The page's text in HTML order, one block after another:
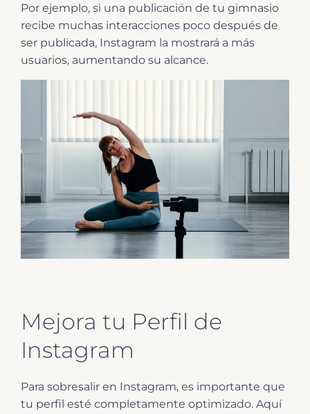
Por ejemplo, si una publicación de tu gimnasio
recibe muchas interacciones poco después de
ser publicada, Instagram la mostrará a más
usuarios, aumentando su alcance.
Mejora tu Perfil de
Instagram
Para sobresalir en Instagram, es importante que
tu perfil esté completamente optimizado. Aquí